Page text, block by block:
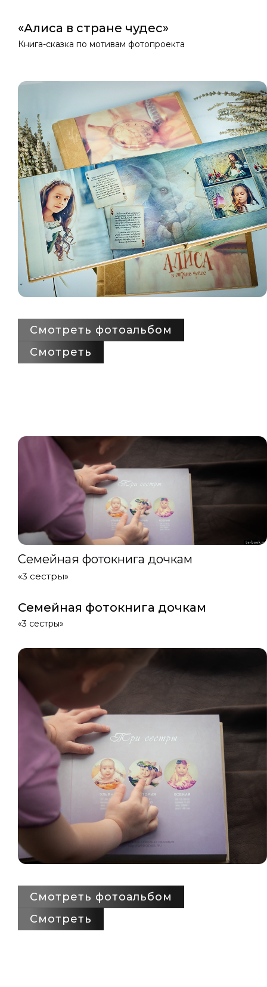
«Алиса в стране чудес»
Книга-сказка по мотивам фотопроекта
Смотреть фотоальбом
Смотреть
Семейная фотокнига дочкам
«3 сестры»
Семейная фотокнига дочкам
«3 сестры»
Смотреть фотоальбом
Смотреть